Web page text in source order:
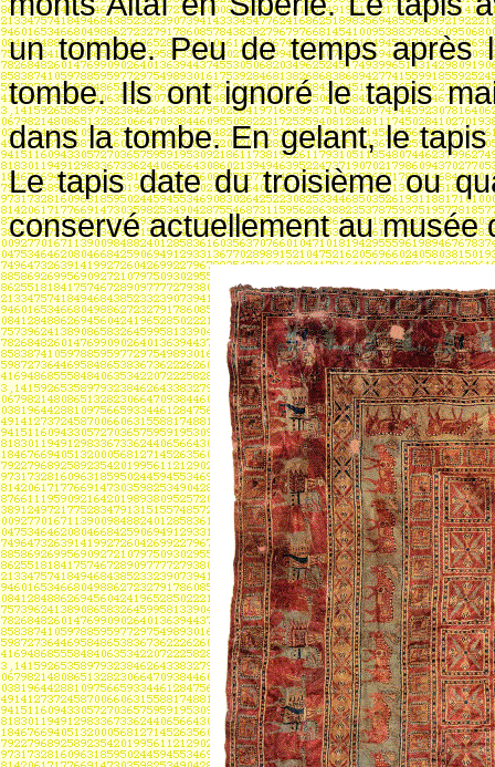
un tombe. Peu de temps après
tombe. Ils ont ignoré le tapis
dans la tombe. En gelant, le
Le tapis date du troisième ou
conservé actuellement au musée